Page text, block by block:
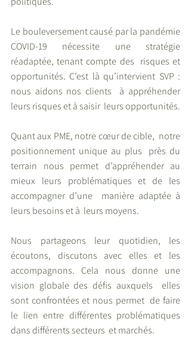
Le bouleversement causé par la pandémie
COVID-19 nécessite une stratégie
réadaptée, tenant compte des  risques et
opportunités. C’est là qu’intervient SVP :
nous aidons nos clients  à appréhender
Quant aux PME, notre cœur de cible,  notre
positionnement unique au plus  près du
terrain nous permet d’appréhender au
mieux leurs problématiques et de les
accompagner d’une  manière adaptée à
leurs besoins et à  leurs moyens.
Nous partageons leur quotidien, les
écoutons, discutons avec elles et les
accompagnons. Cela nous donne une
vision globale des défis auxquels  elles
sont confrontées et nous permet  de faire
le lien entre différentes problématiques
dans différents secteurs  et marchés.